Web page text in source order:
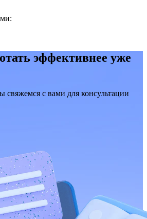
эффективнее уже
свяжемся с вами для консультации